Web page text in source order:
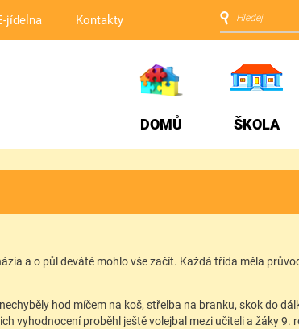
jídelna Kontakty
DOMŮ
ŠKOLA
a o půl deváté mohlo vše začít. Každá třída měla
hod míčem na koš, střelba na branku, skok do
vyhodnocení proběhl ještě volejbal mezi učiteli a žáky 9.